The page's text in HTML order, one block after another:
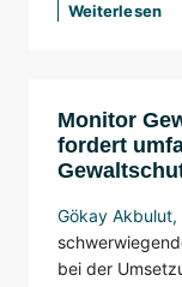
Weiterlesen
Monitor
fordert
Gökay Akbulut,
bei der